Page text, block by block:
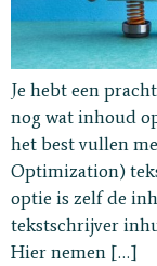
Je hebt een
nog wat inhoud
het best vullen
Optimization)
optie is zelf de
tekstschrijver
Hier nemen […]